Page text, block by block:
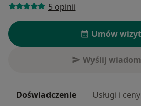
5 opinii
Umów
Wyślij
Doświadczenie Usługi i ceny